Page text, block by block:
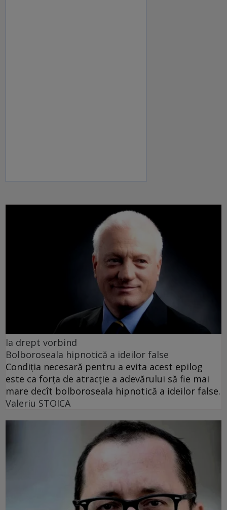
la drept vorbind
Bolboroseala hipnotică a ideilor false
Condiția necesară pentru a evita acest epilog
este ca forța de atracție a adevărului să fie mai
mare decît bolboroseala hipnotică a ideilor false.
Valeriu STOICA